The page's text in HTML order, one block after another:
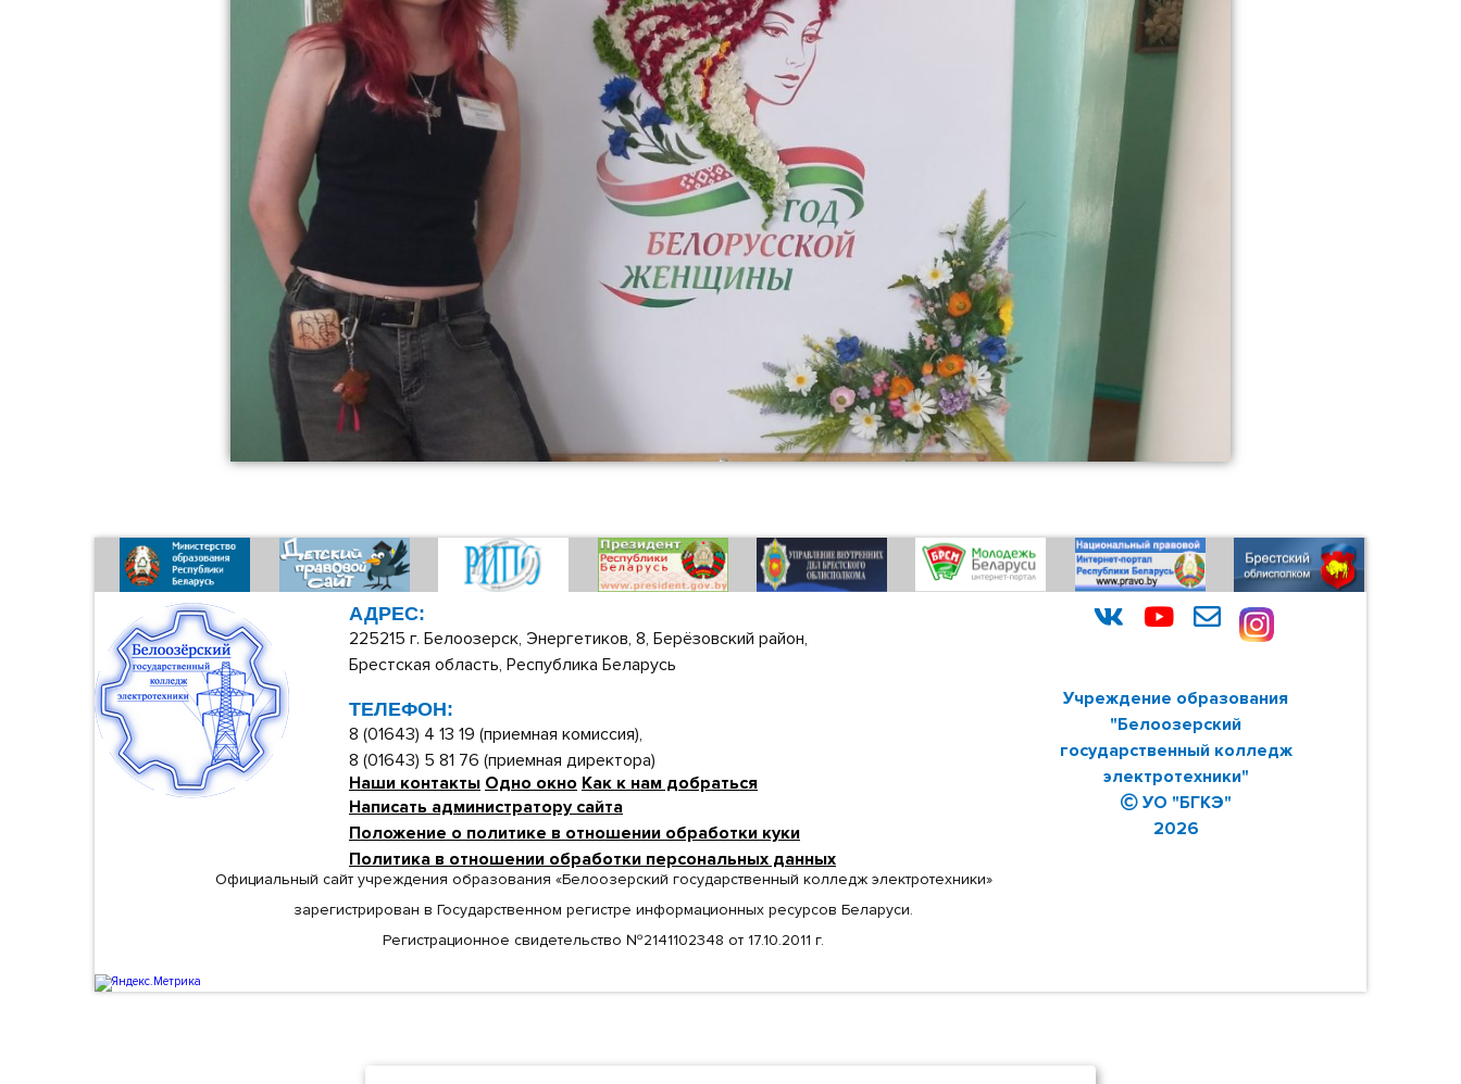
АДРЕС:
225215 г. Белоозерск, Энергетиков, 8, Берёзовский район,
Брестская область, Республика Беларусь
ТЕЛЕФОН:
8 (01643) 4 13 19 (приемная комиссия),
8 (01643) 5 81 76 (приемная директора)
Наши контакты Одно окно Как к нам добраться
Написать администратору сайта
Положение о политике в отношении обработки куки
Политика в отношении обработки персональных данных
Учреждение образования
"Белоозерский
государственный колледж
электротехники"
УО "БГКЭ"
2026
Официальный сайт учреждения образования «Белоозерский государственный колледж электротехники»
зарегистрирован в Государственном регистре информационных ресурсов Беларуси.
Регистрационное свидетельство №2141102348 от 17.10.2011 г.